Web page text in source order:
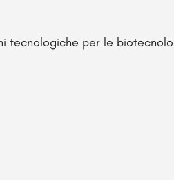
tecnologiche per le